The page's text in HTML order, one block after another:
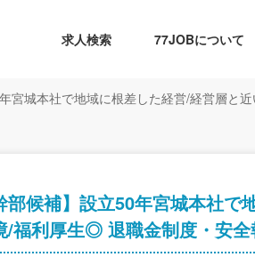
求人検索 77JOBについて
宮城本社で地域に根差した経営/経営層
候補】設立50年宮城本社
/福利厚生◎ 退職金制度・安